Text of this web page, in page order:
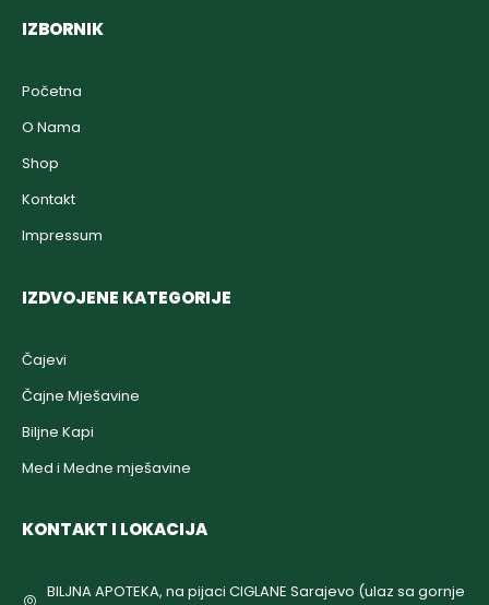
IZBORNIK
Početna
O Nama
Shop
Kontakt
Impressum
IZDVOJENE KATEGORIJE
Čajevi
Čajne Mješavine
Biljne Kapi
Med i Medne mješavine
KONTAKT I LOKACIJA
BILJNA APOTEKA, na pijaci CIGLANE Sarajevo (ulaz sa gornje